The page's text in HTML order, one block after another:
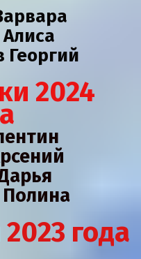
2024
года